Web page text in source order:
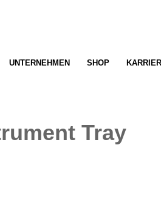
UNTERNEHMEN SHOP
Tray